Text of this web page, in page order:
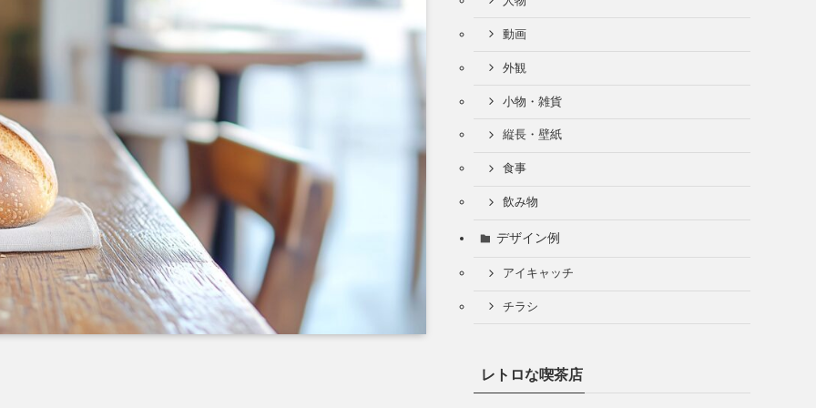
動画
外観
小物・雑貨
縦長・壁紙
食事
飲み物
デザイン例
アイキャッチ
チラシ
レトロな喫茶店